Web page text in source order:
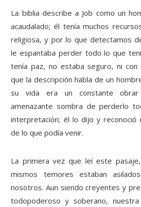
La biblia describe a Job como un
acaudalado; él tenía muchos
religiosa, y por lo que detectamos
le espantaba perder todo lo que
tenía paz, no estaba seguro, ni
que la descripción habla de un
su vida era un constante
amenazante sombra de perderlo
interpretación; él lo dijo y reconoció
de lo que podía venir.
La primera vez que leí este
mismos temores estaban
nosotros. Aun siendo creyentes y
todopoderoso y soberano,